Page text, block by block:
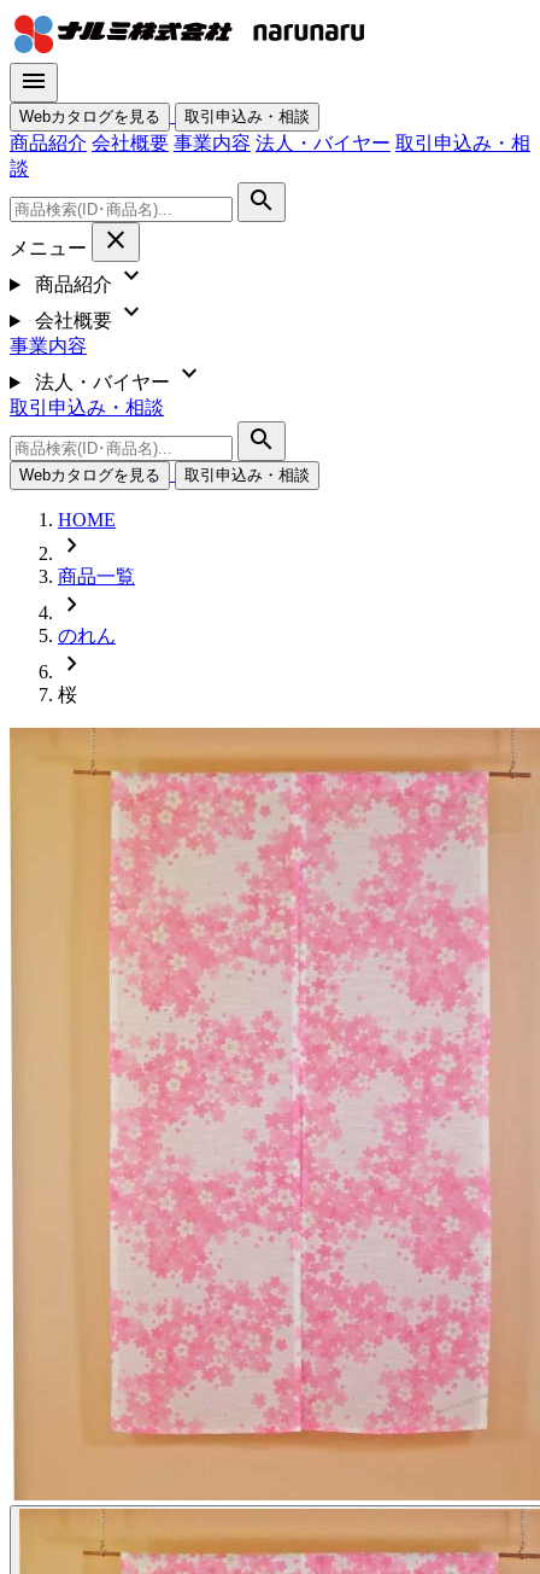
menu
Webカタログを見る 取引申込み・相談
商品紹介 会社概要 事業内容 法人・バイヤー 取引申込み・相
談
search
メニュー close
商品紹介 expand_more
会社概要 expand_more
事業内容
法人・バイヤー
expand_more
取引申込み・相談
search
Webカタログを見る 取引申込み・相談
HOME
chevron_right
商品一覧
chevron_right
のれん
chevron_right
桜